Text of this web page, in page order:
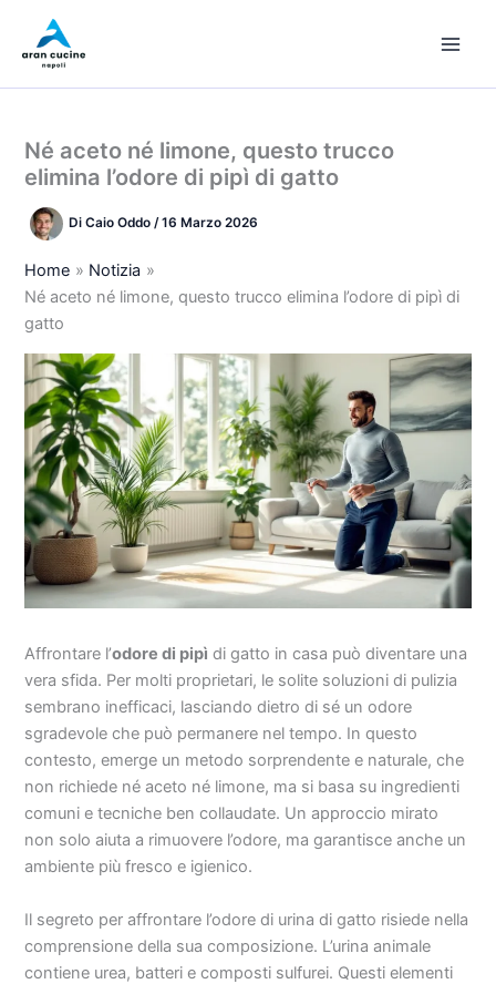
contenuto
Né aceto né limone, questo trucco
elimina l’odore di pipì di gatto
DiCaio Oddo/16 Marzo 2026
Home
Notizia
Né aceto né limone, questo trucco elimina l’odore di pipì di
gatto
Affrontare l’odore di pipì di gatto in casa può diventare una
vera sfida. Per molti proprietari, le solite soluzioni di pulizia
sembrano inefficaci, lasciando dietro di sé un odore
sgradevole che può permanere nel tempo. In questo
contesto, emerge un metodo sorprendente e naturale, che
non richiede né aceto né limone, ma si basa su ingredienti
comuni e tecniche ben collaudate. Un approccio mirato
non solo aiuta a rimuovere l’odore, ma garantisce anche un
ambiente più fresco e igienico.
Il segreto per affrontare l’odore di urina di gatto risiede nella
comprensione della sua composizione. L’urina animale
contiene urea, batteri e composti sulfurei. Questi elementi